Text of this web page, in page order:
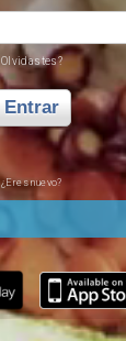
Olvidastes?
Entrar
¿Eres nuevo?